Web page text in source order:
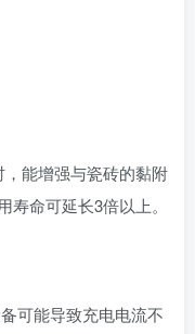
能增强与瓷砖的黏附
命可延长3倍以上。
可能导致充电电流不